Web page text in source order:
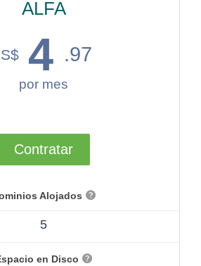
ALFA
4 .97
por mes
Contratar
Alojados
5
en Disco